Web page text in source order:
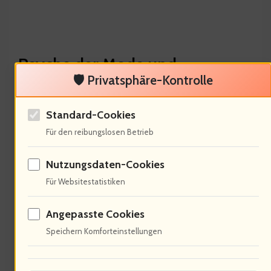
Psyche der Mode und
Selbstbild
Mode beeinflusst die Psyche. 77% der
🛡️ Privatsphäre-Kontrolle
Standard-Cookies
Für den reibungslosen Betrieb
Nutzungsdaten-Cookies
Für Websitestatistiken
Angepasste Cookies
Speichern Komforteinstellungen